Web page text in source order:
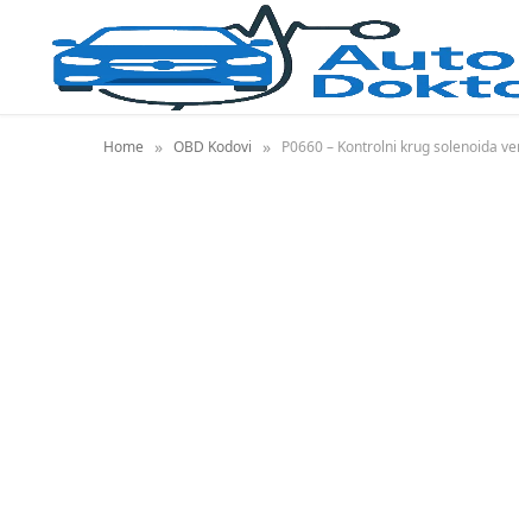
Home » OBD Kodovi » P0660 – Kontrolni krug solenoida